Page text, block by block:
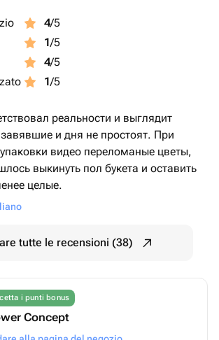
4/5
1/5
4/5
1/5
реальности и выглядит
и дня не простоят. При
видео переломаные цветы,
выкинуть пол букета и оставить
целые.
tutte le recensioni (38)
i punti bonus
Concept